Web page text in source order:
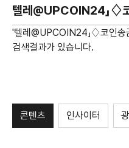
'텔레@UPCOIN24」♢코인송
검색결과가 있습니다.
콘텐츠 인사이터